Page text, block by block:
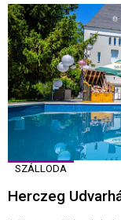
SZÁLLODA
Herczeg